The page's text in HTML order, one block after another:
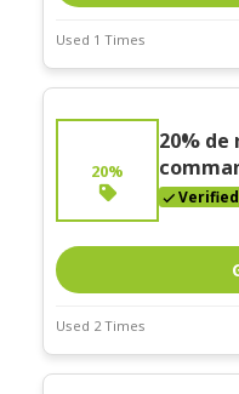
Used 1 Times
Deal Stats
Expires:
20%
20%
Verified
Used 2 Times
Deal Stats
Coupon